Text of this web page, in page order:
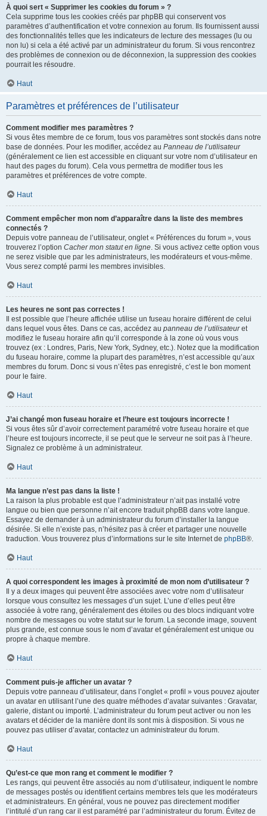
À quoi sert « Supprimer les cookies du forum » ?
Cela supprime tous les cookies créés par phpBB qui conservent vos
paramètres d’authentification et votre connexion au forum. Ils fournissent aussi
des fonctionnalités telles que les indicateurs de lecture des messages (lu ou
non lu) si cela a été activé par un administrateur du forum. Si vous rencontrez
des problèmes de connexion ou de déconnexion, la suppression des cookies
pourrait les résoudre.
Haut
Paramètres et préférences de l’utilisateur
Comment modifier mes paramètres ?
Si vous êtes membre de ce forum, tous vos paramètres sont stockés dans notre
base de données. Pour les modifier, accédez au Panneau de l’utilisateur
(généralement ce lien est accessible en cliquant sur votre nom d’utilisateur en
haut des pages du forum). Cela vous permettra de modifier tous les
paramètres et préférences de votre compte.
Haut
Comment empêcher mon nom d’apparaître dans la liste des membres
connectés ?
Depuis votre panneau de l’utilisateur, onglet « Préférences du forum », vous
trouverez l’option Cacher mon statut en ligne. Si vous activez cette option vous
ne serez visible que par les administrateurs, les modérateurs et vous-même.
Vous serez compté parmi les membres invisibles.
Haut
Les heures ne sont pas correctes !
Il est possible que l’heure affichée utilise un fuseau horaire différent de celui
dans lequel vous êtes. Dans ce cas, accédez au panneau de l’utilisateuret
modifiez le fuseau horaire afin qu’il corresponde à la zone où vous vous
trouvez (ex : Londres, Paris, New York, Sydney, etc.). Notez que la modification
du fuseau horaire, comme la plupart des paramètres, n’est accessible qu’aux
membres du forum. Donc si vous n’êtes pas enregistré, c’est le bon moment
pour le faire.
Haut
J’ai changé mon fuseau horaire et l’heure est toujours incorrecte !
Si vous êtes sûr d’avoir correctement paramétré votre fuseau horaire et que
l’heure est toujours incorrecte, il se peut que le serveur ne soit pas à l’heure.
Signalez ce problème à un administrateur.
Haut
Ma langue n’est pas dans la liste !
La raison la plus probable est que l’administrateur n’ait pas installé votre
langue ou bien que personne n’ait encore traduit phpBB dans votre langue.
Essayez de demander à un administrateur du forum d’installer la langue
désirée. Si elle n’existe pas, n’hésitez pas à créer et partager une nouvelle
traduction. Vous trouverez plus d’informations sur le site Internet de phpBB®.
Haut
A quoi correspondent les images à proximité de mon nom d’utilisateur ?
Il y a deux images qui peuvent être associées avec votre nom d’utilisateur
lorsque vous consultez les messages d’un sujet. L’une d’elles peut être
associée à votre rang, généralement des étoiles ou des blocs indiquant votre
nombre de messages ou votre statut sur le forum. La seconde image, souvent
plus grande, est connue sous le nom d’avatar et généralement est unique ou
propre à chaque membre.
Haut
Comment puis-je afficher un avatar ?
Depuis votre panneau d’utilisateur, dans l’onglet « profil » vous pouvez ajouter
un avatar en utilisant l’une des quatre méthodes d’avatar suivantes : Gravatar,
galerie, distant ou importé. L’administrateur du forum peut activer ou non les
avatars et décider de la manière dont ils sont mis à disposition. Si vous ne
pouvez pas utiliser d’avatar, contactez un administrateur du forum.
Haut
Qu’est-ce que mon rang et comment le modifier ?
Les rangs, qui peuvent être associés au nom d’utilisateur, indiquent le nombre
de messages postés ou identifient certains membres tels que les modérateurs
et administrateurs. En général, vous ne pouvez pas directement modifier
l’intitulé d’un rang car il est paramétré par l’administrateur du forum. Évitez de